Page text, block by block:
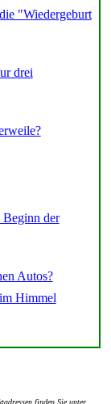
"Wiedergeburt
drei
der
Autos?
Himmel
finden Sie unter